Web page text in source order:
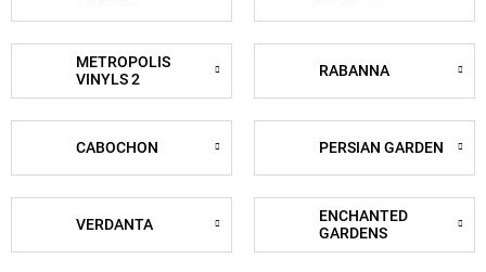
METROPOLIS
VINYLS 2
RABANNA
CABOCHON PERSIAN GARDEN
VERDANTA
ENCHANTED
GARDENS